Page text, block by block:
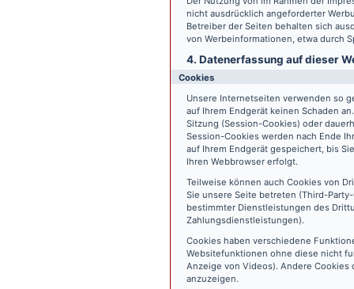
nicht ausdrücklich angeforderter
Betreiber der Seiten behalten sich
von Werbeinformationen, etwa durch
4. Datenerfassung auf dieser
Cookies
Unsere Internetseiten verwenden so
auf Ihrem Endgerät keinen Schaden
Sitzung (Session-Cookies) oder
Session-Cookies werden nach Ende
auf Ihrem Endgerät gespeichert, bis
Ihren Webbrowser erfolgt.
Teilweise können auch Cookies von
Sie unsere Seite betreten (Third-
bestimmter Dienstleistungen des
Zahlungsdienstleistungen).
Cookies haben verschiedene
Websitefunktionen ohne diese nicht
Anzeige von Videos). Andere
anzuzeigen.